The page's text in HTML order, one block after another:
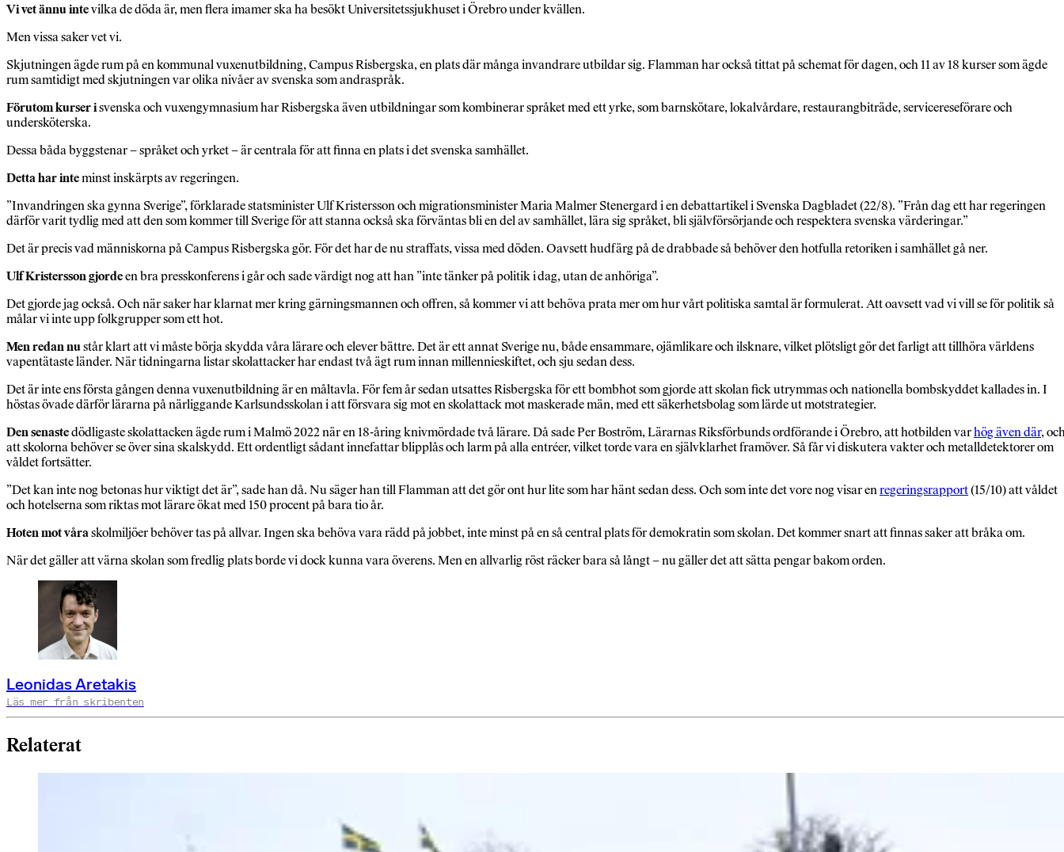
Vi vet ännu intevilka de döda är, men flera imamer ska ha besökt Universitetssjukhuset i Örebro under kvällen.
Men vissa saker vet vi.
Skjutningen ägde rum på en kommunal vuxenutbildning, Campus Risbergska, en plats där många invandrare utbildar sig. Flamman har också tittat på schemat för dagen, och 11 av 18 kurser som ägde
rum samtidigt med skjutningen var olika nivåer av svenska som andraspråk.
Förutom kurser isvenska och vuxengymnasium har Risbergska även utbildningar som kombinerar språket med ett yrke, som barnskötare, lokalvårdare, restaurangbiträde, servicereseförare och
undersköterska.
Dessa båda byggstenar – språket och yrket – är centrala för att finna en plats i det svenska samhället.
Detta har inteminst inskärpts av regeringen.
”Invandringen ska gynna Sverige”, förklarade statsminister Ulf Kristersson och migrations­minister Maria Malmer Stenergard i en debattartikel i Svenska Dagbladet (22/8). ”Från dag ett har regeringen
därför varit tydlig med att den som kommer till Sverige för att stanna också ska förväntas bli en del av samhället, lära sig språket, bli självförsörjande och respektera svenska värderingar.”
Det är precis vad människorna på Campus Risbergska gör. För det har de nu straffats, vissa med döden. Oavsett hudfärg på de drabbade så behöver den hotfulla retoriken i samhället gå ner.
Ulf Kristersson gjordeen bra presskonferens i går och sade värdigt nog att han ”inte tänker på politik i dag, utan de anhöriga”.
Det gjorde jag också. Och när saker har klarnat mer kring gärningsmannen och offren, så kommer vi att behöva prata mer om hur vårt politiska samtal är formulerat. Att oavsett vad vi vill se för politik så
målar vi inte upp folkgrupper som ett hot.
Men redan nustår klart att vi måste börja skydda våra lärare och elever bättre. Det är ett annat Sverige nu, både ensammare, ojämlikare och ilsknare, vilket plötsligt gör det farligt att tillhöra världens
vapentätaste länder. När tidningarna listar skolattacker har endast två ägt rum innan millennieskiftet, och sju sedan dess.
Det är inte ens första gången denna vuxenutbildning är en måltavla. För fem år sedan utsattes Risbergska för ett bombhot som gjorde att skolan fick utrymmas och nationella bombskyddet kallades in. I
höstas övade därför lärarna på närliggande Karlsundsskolan i att försvara sig mot en skolattack mot maskerade män, med ett säkerhetsbolag som lärde ut motstrategier.
Den senastedödligaste skolattacken ägde rum i Malmö 2022 när en 18-åring knivmördade två lärare. Då sade Per Boström, Lärarnas Riksförbunds ordförande i Örebro, att hotbilden varhög även där,
att skolorna behöver se över sina skalskydd. Ett ordentligt sådant innefattar blipplås och larm på alla entréer, vilket torde vara en självklarhet framöver. Så får vi diskutera vakter och metalldetektorer om
våldet fortsätter.
”Det kan inte nog betonas hur viktigt det är”, sade han då. Nu säger han till Flamman att det gör ont hur lite som har hänt sedan dess. Och som inte det vore nog visar enregeringsrapport(15/10) att våldet
och hotelserna som riktas mot lärare ökat med 150 procent på bara tio år.
Hoten mot våraskolmiljöer behöver tas på allvar. Ingen ska behöva vara rädd på jobbet, inte minst på en så central plats för demokratin som skolan. Det kommer snart att finnas saker att bråka om.
När det gäller att värna skolan som fredlig plats borde vi dock kunna vara överens. Men en allvarlig röst räcker bara så långt – nu gäller det att sätta pengar bakom orden.
Leonidas Aretakis
Läs mer från skribenten
Relaterat